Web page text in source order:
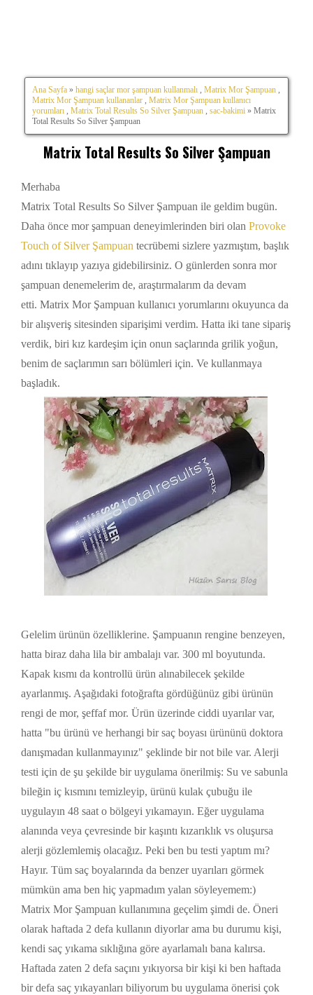
Ana Sayfa » hangi saçlar mor şampuan kullanmalı Matrix Mor Şampuan
Matrix Mor Şampuan kullananlar
Matrix Mor Şampuan kullanıcı
yorumları
Matrix Total Results So Silver Şampuan sac-bakimi » Matrix
Total Results So Silver Şampuan
Matrix Total Results So Silver Şampuan
Merhaba
Matrix Total Results So Silver Şampuan ile geldim bugün.
Daha önce mor şampuan deneyimlerinden biri olan Provoke
Touch of Silver Şampuan tecrübemi sizlere yazmıştım, başlık
adını tıklayıp yazıya gidebilirsiniz. O günlerden sonra mor
şampuan denemelerim de, araştırmalarım da devam
etti. Matrix Mor Şampuan kullanıcı yorumlarını okuyunca da
bir alışveriş sitesinden siparişimi verdim. Hatta iki tane sipariş
verdik, biri kız kardeşim için onun saçlarında grilik yoğun,
benim de saçlarımın sarı bölümleri için. Ve kullanmaya
başladık.
Gelelim ürünün özelliklerine. Şampuanın rengine benzeyen,
hatta biraz daha lila bir ambalajı var. 300 ml boyutunda.
Kapak kısmı da kontrollü ürün alınabilecek şekilde
ayarlanmış. Aşağıdaki fotoğrafta gördüğünüz gibi ürünün
rengi de mor, şeffaf mor. Ürün üzerinde ciddi uyarılar var,
hatta "bu ürünü ve herhangi bir saç boyası ürününü doktora
danışmadan kullanmayınız" şeklinde bir not bile var. Alerji
testi için de şu şekilde bir uygulama önerilmiş: Su ve sabunla
bileğin iç kısmını temizleyip, ürünü kulak çubuğu ile
uygulayın 48 saat o bölgeyi yıkamayın. Eğer uygulama
alanında veya çevresinde bir kaşıntı kızarıklık vs oluşursa
alerji gözlemlemiş olacağız. Peki ben bu testi yaptım mı?
Hayır. Tüm saç boyalarında da benzer uyarıları görmek
mümkün ama ben hiç yapmadım yalan söyleyemem:)
Matrix Mor Şampuan kullanımına geçelim şimdi de. Öneri
olarak haftada 2 defa kullanın diyorlar ama bu durumu kişi,
kendi saç yıkama sıklığına göre ayarlamalı bana kalırsa.
Haftada zaten 2 defa saçını yıkıyorsa bir kişi ki ben haftada
bir defa saç yıkayanları biliyorum bu uygulama önerisi çok